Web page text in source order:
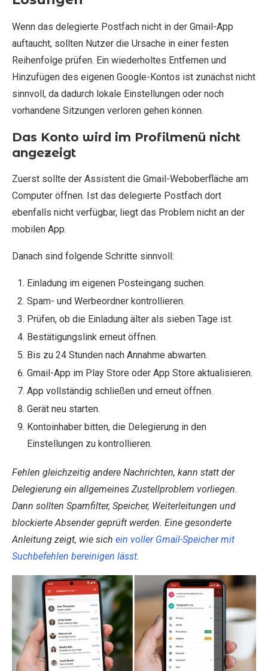
Wenn das delegierte Postfach nicht in der Gmail-App
auftaucht, sollten Nutzer die Ursache in einer festen
Reihenfolge prüfen. Ein wiederholtes Entfernen und
Hinzufügen des eigenen Google-Kontos ist zunächst nicht
sinnvoll, da dadurch lokale Einstellungen oder noch
vorhandene Sitzungen verloren gehen können.
Das Konto wird im Profilmenü nicht
angezeigt
Zuerst sollte der Assistent die Gmail-Weboberfläche am
Computer öffnen. Ist das delegierte Postfach dort
ebenfalls nicht verfügbar, liegt das Problem nicht an der
mobilen App.
Danach sind folgende Schritte sinnvoll:
Einladung im eigenen Posteingang suchen.
Spam- und Werbeordner kontrollieren.
Prüfen, ob die Einladung älter als sieben Tage ist.
Bestätigungslink erneut öffnen.
Bis zu 24 Stunden nach Annahme abwarten.
Gmail-App im Play Store oder App Store aktualisieren.
App vollständig schließen und erneut öffnen.
Gerät neu starten.
Kontoinhaber bitten, die Delegierung in den
Einstellungen zu kontrollieren.
Fehlen gleichzeitig andere Nachrichten, kann statt der
Delegierung ein allgemeines Zustellproblem vorliegen.
Dann sollten Spamfilter, Speicher, Weiterleitungen und
blockierte Absender geprüft werden. Eine gesonderte
Anleitung zeigt, wie sich ein voller Gmail-Speicher mit
Suchbefehlen bereinigen lässt.